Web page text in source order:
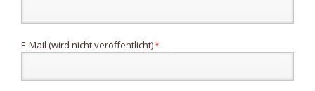
Pflichtfeld
E-Mail (wird nicht veröffentlicht)*